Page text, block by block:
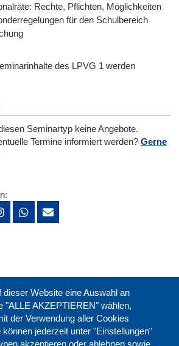
Rechte, Pflichten, Möglichkeiten
für den Schulbereich
des LPVG 1 werden
Seminartyp keine Angebote.
Termine informiert werden? Gerne
Website eine Auswahl an
"ALLE AKZEPTIEREN" wählen,
der Verwendung aller Cookies
jederzeit unter "Einstellungen"
akzeptieren oder ablehnen sowie